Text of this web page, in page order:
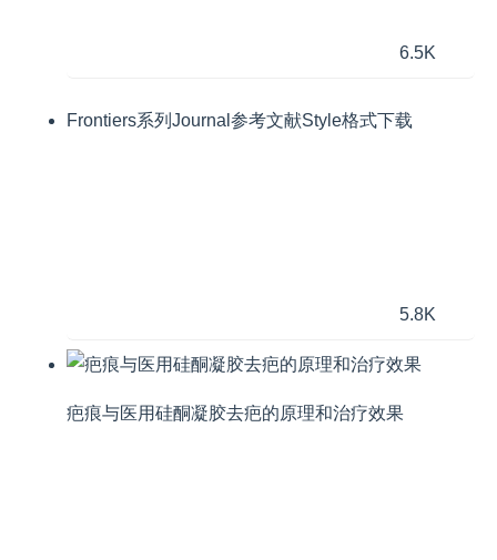
6.5K
Frontiers系列Journal参考文献Style格式下载
5.8K
疤痕与医用硅酮凝胶去疤的原理和治疗效果